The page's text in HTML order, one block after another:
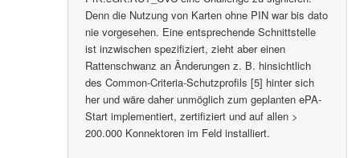
Denn die Nutzung von Karten ohne PIN war bis dato
nie vorgesehen. Eine entsprechende Schnittstelle
ist inzwischen spezifiziert, zieht aber einen
Rattenschwanz an Änderungen z. B. hinsichtlich
des Common-Criteria-Schutzprofils [5] hinter sich
her und wäre daher unmöglich zum geplanten ePA-
Start implementiert, zertifiziert und auf allen >
200.000 Konnektoren im Feld installiert.